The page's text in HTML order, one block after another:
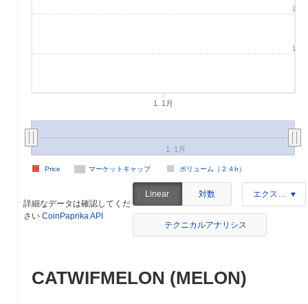
1. 1月
マーケットキャップ ボリューム（２４h）
Price
1. 1月
1
2
詳細なデータは確認してくだ
さい CoinPaprika API
Linear 対数 エクスポート
テクニカルアナリシス
CATWIFMELON (MELON)